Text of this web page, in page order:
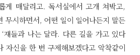
게 매달리고. 독서실에서 고개 쳐박고,
무시하면서, 어떤 일이 일어나든지 말든
‘쟤들과 나는 달라. 다른 길을 가고 있다
자신을 한 번 구제해보겠다고 악착같이